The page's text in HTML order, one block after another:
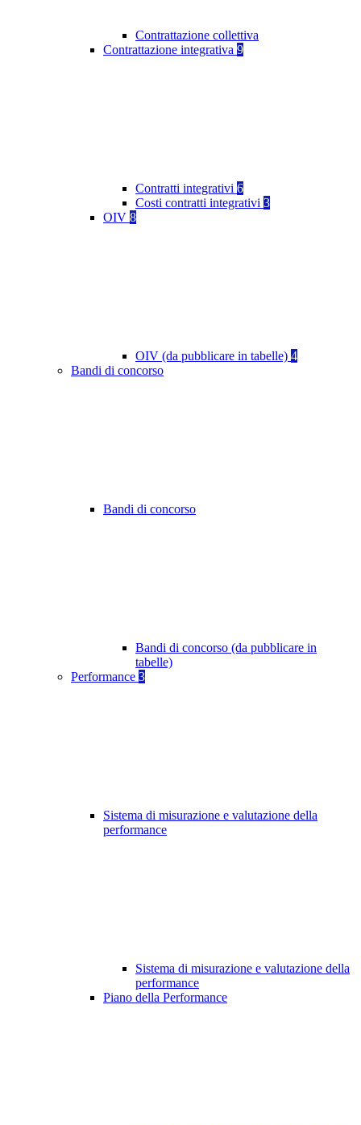
Contrattazione collettiva
Contrattazione integrativa 9
Contratti integrativi 6
Costi contratti integrativi 3
OIV 8
OIV (da pubblicare in tabelle) 4
Bandi di concorso
Bandi di concorso
Bandi di concorso (da pubblicare in
tabelle)
Performance 3
Sistema di misurazione e valutazione della
performance
Sistema di misurazione e valutazione della
performance
Piano della Performance